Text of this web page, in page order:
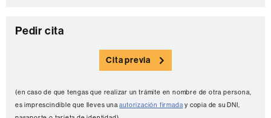
C
t
a
Pedir cita
Cita previa
(en caso de que tengas que realizar un trámite en nombre de otra persona,
es imprescindible que lleves unaautorización firmada y copia de su DNI,